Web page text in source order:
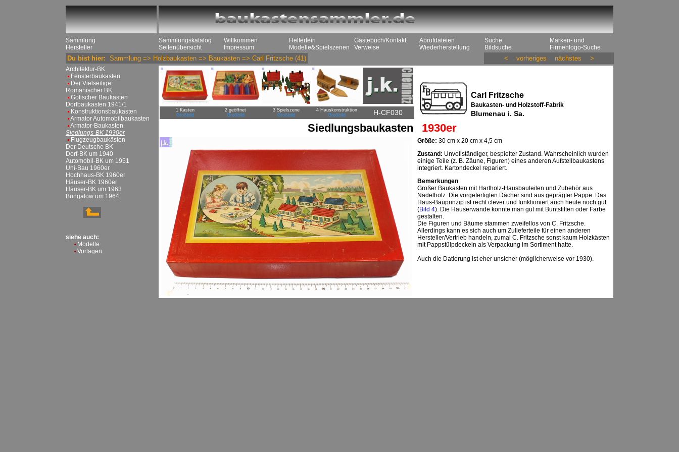
Sammlung
Hersteller
Sammlungskatalog
Seitenübersicht
Willkommen
Impressum
Helferlein
Modelle&Spielszenen
Gästebuch/Kontakt
Verweise
Abrufdateien
Wiederherstellung
Suche
Bildsuche
Marken- und
Firmenlogo-Suche
Du bist hier: Sammlung => Holzbaukasten => Baukästen => Carl Fritzsche (41) < vorheriges nächstes >
Architektur-BK
Fensterbaukasten
Der Vielseitige
Romanischer BK
Gotischer Baukasten
Dorfbaukasten 1941/1
Konstruktionsbaukasten
Armator Automobilbaukasten
Armator-Baukasten
Siedlungs-BK 1930er
Flugzeugbaukästen
Der Deutsche BK
Dorf-BK um 1940
Automobil-BK um 1951
Uni-Bau 1960er
Hochhaus-BK 1960er
Häuser-BK 1960er
Häuser-BK um 1963
Bungalow um 1964
siehe auch:
Modelle
Vorlagen
1 Kasten
Großbild
2 geöffnet
Großbild
3 Spielszene
Großbild
4 Hauskonstruktion
Großbild
H-CF030
Carl Fritzsche
Baukasten- und Holzstoff-Fabrik
Blumenau i. Sa.
Siedlungsbaukasten 1930er
Größe: 30 cm x 20 cm x 4,5 cm
Zustand: Unvollständiger, bespielter Zustand. Wahrscheinlich wurden
einige Teile (z. B. Zäune, Figuren) eines anderen Aufstellbaukastens
integriert. Kartondeckel repariert.
Bemerkungen
Großer Baukasten mit Hartholz-Hausbauteilen und Zubehör aus
Nadelholz. Die vorgefertigten Dächer sind aus geprägter Pappe. Das
Haus-Bauprinzip ist recht clever und funktioniert auch heute noch gut
(Bild 4). Die Häuserwände konnte man gut mit Buntstiften oder Farbe
gestalten.
Die Figuren und Bäume stammen zweifellos von C. Fritzsche.
Allerdings kann es sich auch um Zulieferteile für einen anderen
Hersteller/Vertrieb handeln, zumal C. Fritzsche sonst kaum Holzkästen
mit Pappstülpdeckeln als Verpackung im Sortiment hatte.
Auch die Datierung ist eher unsicher (möglicherweise vor 1930).